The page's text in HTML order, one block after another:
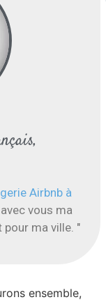
Airbnb à
vous ma
ma ville. "
ensemble,